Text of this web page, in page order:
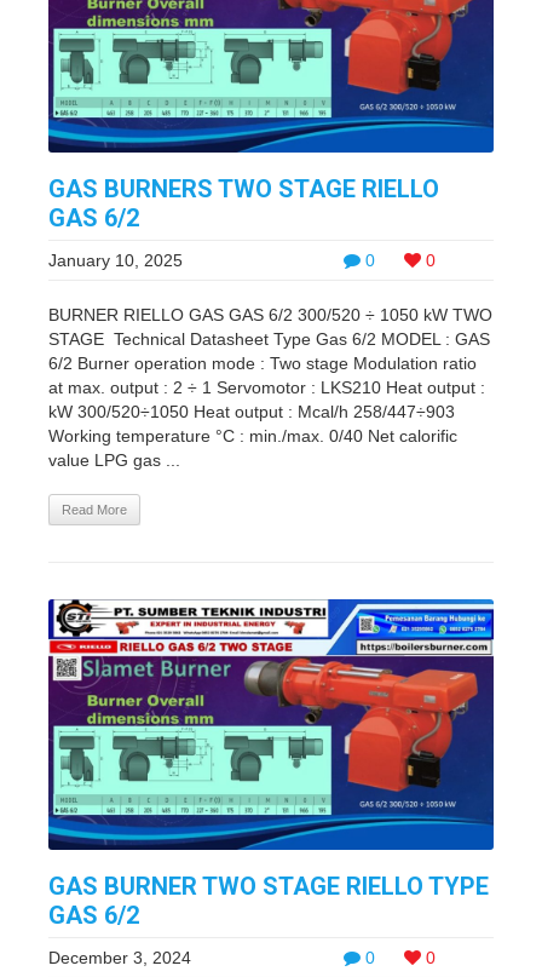
GAS BURNERS TWO STAGE RIELLO
GAS 6/2
0 0
January 10, 2025
BURNER RIELLO GAS GAS 6/2 300/520 ÷ 1050 kW TWO
STAGE Technical Datasheet Type Gas 6/2 MODEL : GAS
6/2 Burner operation mode : Two stage Modulation ratio
at max. output : 2 ÷ 1 Servomotor : LKS210 Heat output :
kW 300/520÷1050 Heat output : Mcal/h 258/447÷903
Working temperature °C : min./max. 0/40 Net calorific
value LPG gas ...
Read More
GAS BURNER TWO STAGE RIELLO TYPE
GAS 6/2
0 0
December 3, 2024